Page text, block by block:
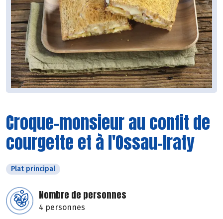
Croque-monsieur au confit de
courgette et à l'Ossau-Iraty
Plat principal
Nombre de personnes
4 personnes